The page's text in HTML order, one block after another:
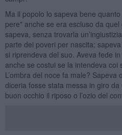
Ma il popolo lo sapeva bene
pere" anche se era escluso da
sapeva, senza trovarla
parte dei poveri per nascita;
si riprendeva del suo. Aveva fede
anche se costui se la intendeva coi
L’ombra del noce fa male?
diceria fosse stata messa in giro
buon occhio il riposo o l’ozio del